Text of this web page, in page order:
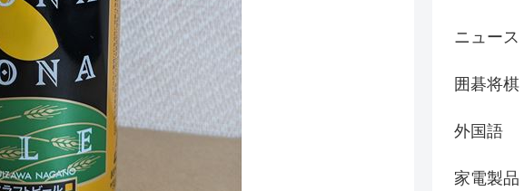
ニュース
囲碁将棋
外国語
家電製品